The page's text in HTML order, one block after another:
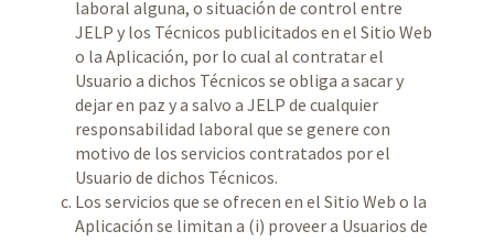
laboral alguna, o situación de control entre
JELP y los Técnicos publicitados en el Sitio Web
o la Aplicación, por lo cual al contratar el
Usuario a dichos Técnicos se obliga a sacar y
dejar en paz y a salvo a JELP de cualquier
responsabilidad laboral que se genere con
motivo de los servicios contratados por el
Usuario de dichos Técnicos.
Los servicios que se ofrecen en el Sitio Web o la
Aplicación se limitan a (i) proveer a Usuarios de